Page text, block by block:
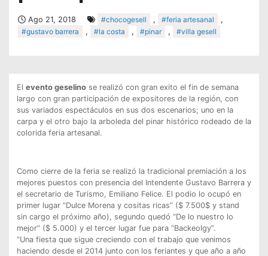
Ago 21, 2018 #chocogesell , #feria artesanal
,
#gustavo barrera
, #la costa , #pinar , #villa gesell
El evento geselinose realizó con gran exito el fin de semana
largo con gran participación de expositores de la región, con
sus variados espectáculos en sus dos escenarios; uno en la
carpa y el otro bajo la arboleda del pinar histórico rodeado de la
colorida feria artesanal.
Como cierre de la feria se realizó la tradicional premiación a los
mejores puestos con presencia del Intendente Gustavo Barrera y
el secretario de Turismo, Emiliano Felice. El podio lo ocupó en
primer lugar “Dulce Morena y cositas ricas” ($ 7.500$ y stand
sin cargo el próximo año), segundo quedó “De lo nuestro lo
mejor” ($ 5.000) y el tercer lugar fue para “Backeolgy”.
“Una fiesta que sigue creciendo con el trabajo que venimos
haciendo desde el 2014 junto con los feriantes y que año a año